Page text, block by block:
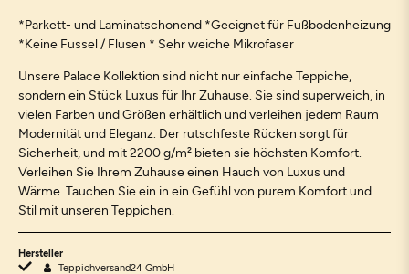
*Parkett- und Laminatschonend *Geeignet für Fußbodenheizung
*Keine Fussel / Flusen * Sehr weiche Mikrofaser
Unsere Palace Kollektion sind nicht nur einfache Teppiche,
sondern ein Stück Luxus für Ihr Zuhause. Sie sind superweich, in
vielen Farben und Größen erhältlich und verleihen jedem Raum
Modernität und Eleganz. Der rutschfeste Rücken sorgt für
Sicherheit, und mit 2200 g/m² bieten sie höchsten Komfort.
Verleihen Sie Ihrem Zuhause einen Hauch von Luxus und
Wärme. Tauchen Sie ein in ein Gefühl von purem Komfort und
Stil mit unseren Teppichen.
Hersteller
Teppichversand24 GmbH